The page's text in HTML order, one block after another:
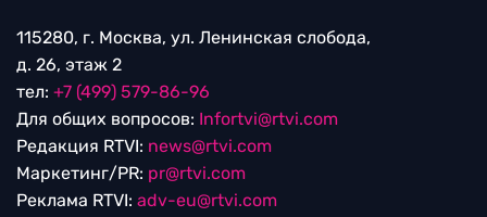
115280, г. Москва, ул. Ленинская слобода,
д. 26, этаж 2
тел: +7 (499) 579-86-96
Для общих вопросов: Infortvi@rtvi.com
Редакция RTVI: news@rtvi.com
Маркетинг/PR: pr@rtvi.com
Реклама RTVI: adv-eu@rtvi.com